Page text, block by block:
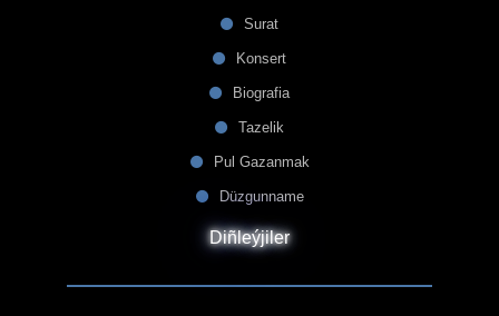
Surat
Konsert
Biografia
Tazelik
Pul Gazanmak
Düzgunname
Diñleýjiler